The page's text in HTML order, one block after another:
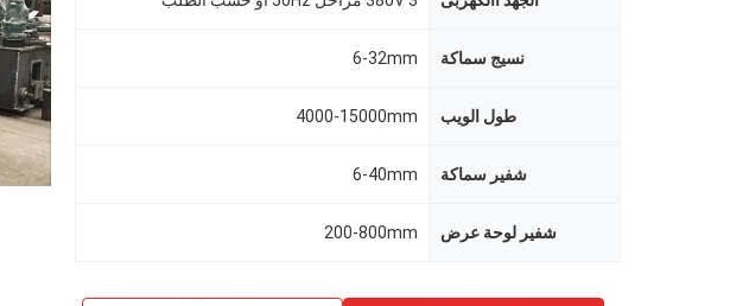
نسيج سماكة 6-32mm
طول الويب 4000-15000mm
شفير سماكة 6-40mm
شفير لوحة عرض 200-800mm